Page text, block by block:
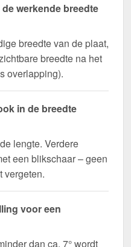
werkende breedte
breedte van de plaat,
breedte na het
overlapping).
in de breedte
lengte. Verdere
een blikschaar – geen
vergeten.
voor een
dan ca. 7° wordt